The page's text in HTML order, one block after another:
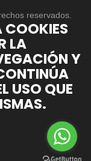
reservados.
COOKIES
LA
Y
USO QUE